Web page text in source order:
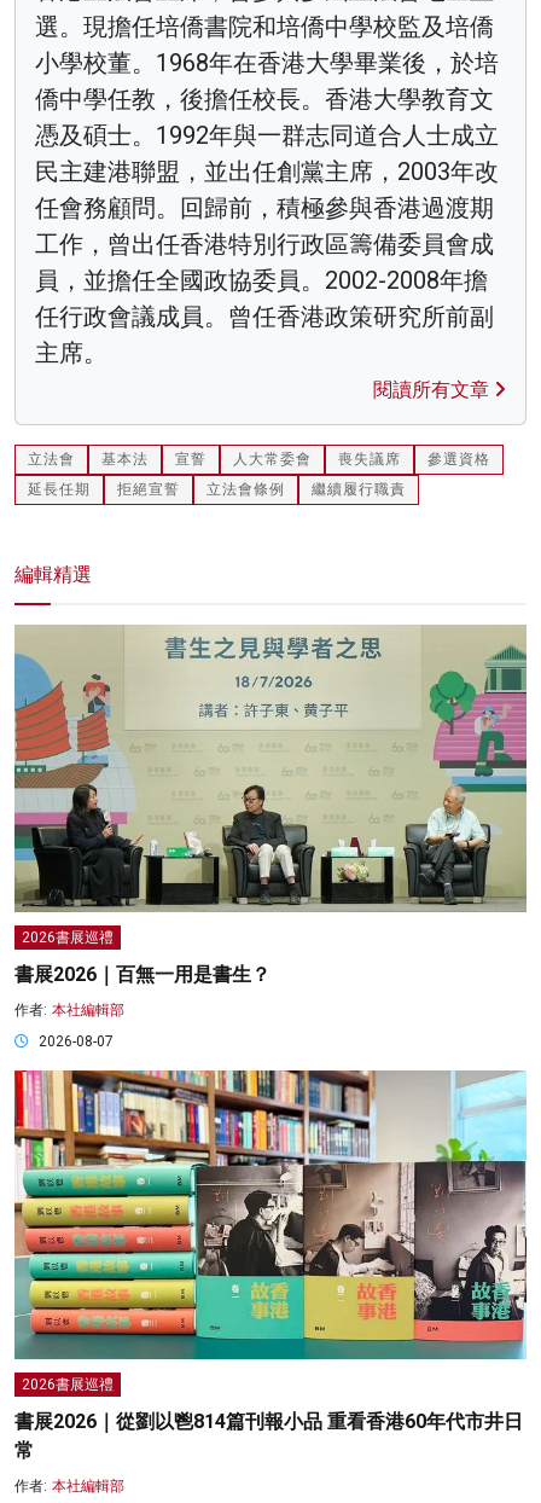
選。現擔任培僑書院和培僑中學校監及培僑
小學校董。1968年在香港大學畢業後，於培
僑中學任教，後擔任校長。香港大學教育文
憑及碩士。1992年與一群志同道合人士成立
民主建港聯盟，並出任創黨主席，2003年改
任會務顧問。回歸前，積極參與香港過渡期
工作，曾出任香港特別行政區籌備委員會成
員，並擔任全國政協委員。2002-2008年擔
任行政會議成員。曾任香港政策研究所前副
主席。
閱讀所有文章
立法會 基本法 宣誓 人大常委會 喪失議席
參選資格
延長任期
拒絕宣誓 立法會條例 繼續履行職責
編輯精選
2026書展巡禮
書展2026｜百無一用是書生？
作者: 本社編輯部
2026-08-07
2026書展巡禮
書展2026｜從劉以鬯814篇刊報小品 重看香港60年代市井日
常
作者: 本社編輯部